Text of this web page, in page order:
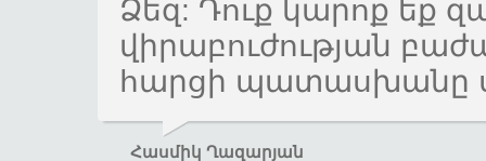
Ձեզ: Դուք կարոք եք
վիրաբուժության
հարցի պատասխանը
Հասմիկ Ղազարյան